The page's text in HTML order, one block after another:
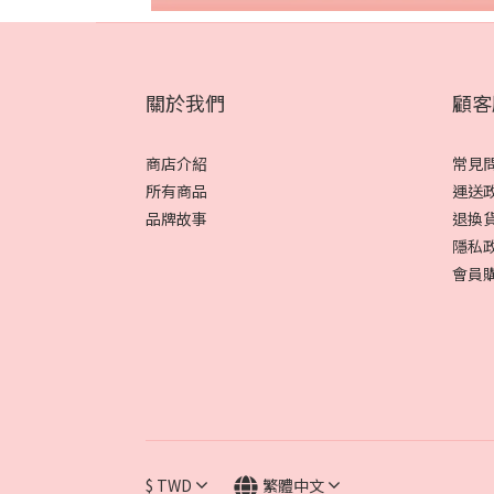
關於我們
商店介紹
所有商品
品牌故事
顧
常見
運送
退換
隱私
會員
$ TWD 繁體中文